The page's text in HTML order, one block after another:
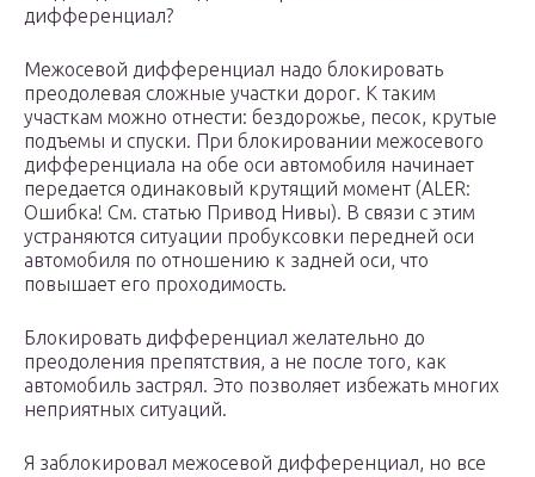
дифференциал?
Межосевой дифференциал надо блокировать
преодолевая сложные участки дорог. К таким
участкам можно отнести: бездорожье, песок, крутые
подъемы и спуски. При блокировании межосевого
дифференциала на обе оси автомобиля начинает
передается одинаковый крутящий момент (ALER:
Ошибка! См. статью Привод Нивы). В связи с этим
устраняются ситуации пробуксовки передней оси
автомобиля по отношению к задней оси, что
повышает его проходимость.
Блокировать дифференциал желательно до
преодоления препятствия, а не после того, как
автомобиль застрял. Это позволяет избежать многих
неприятных ситуаций.
Я заблокировал межосевой дифференциал, но все